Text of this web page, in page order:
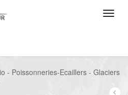
- Poissonneries-Ecaillers - Glaciers